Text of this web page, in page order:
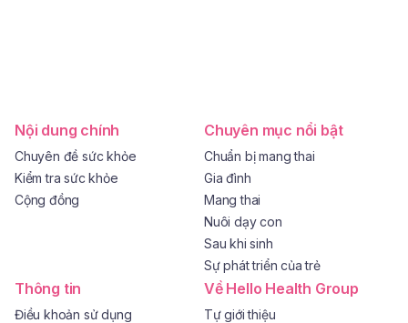
Nội dung chính
Chuyên đề sức khỏe
Kiểm tra sức khỏe
Cộng đồng
Chuyên mục nổi bật
Chuẩn bị mang thai
Gia đình
Mang thai
Nuôi dạy con
Sau khi sinh
Sự phát triển của trẻ
Thông tin
Điều khoản sử dụng
Về Hello Health Group
Tự giới thiệu